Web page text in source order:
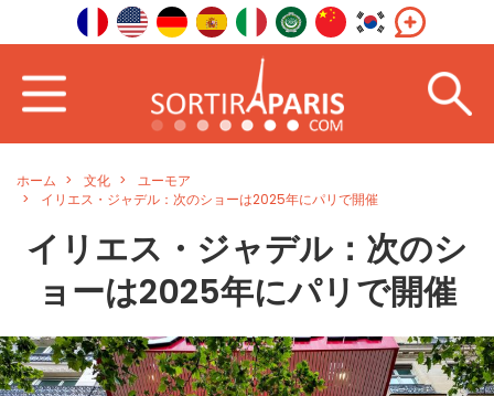
ホーム 文化
ユーモア
イリエス・ジャデル：次のショーは2025年にパリで開催
イリエス・ジャデル：次のシ
ョーは2025年にパリで開催